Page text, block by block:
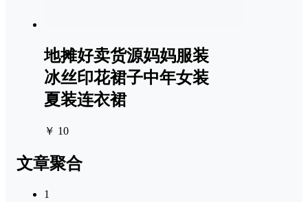
地摊好卖货源妈妈服装
冰丝印花裙子中年女装
夏装连衣裙
￥ 10
文章聚合
1